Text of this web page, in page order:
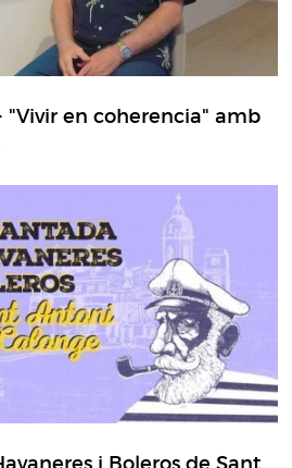
"Vivir en coherencia" amb